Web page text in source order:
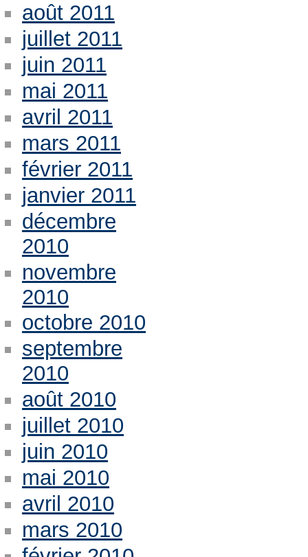
août 2011
juillet 2011
juin 2011
mai 2011
avril 2011
mars 2011
février 2011
janvier 2011
décembre
2010
novembre
2010
octobre 2010
septembre
2010
août 2010
juillet 2010
juin 2010
mai 2010
avril 2010
mars 2010